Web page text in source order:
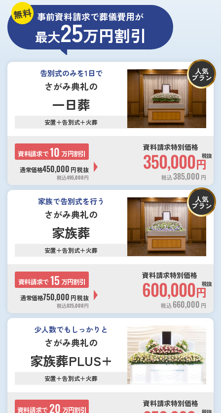
無料 事前資料請求で葬儀費用が
最大25万円割引
告別式のみを1日で
さがみ典礼の
一日葬
安置＋告別式＋火葬
人気
プラン
資料請求で10 万円割引
通常価格450,000 円税抜
税込495,000円
資料請求特別価格
350,000円
税抜
税込385,000 円
家族で告別式を行う
さがみ典礼の
家族葬
安置＋告別式＋火葬
人気
プラン
資料請求で15 万円割引
通常価格750,000 円税抜
税込825,000円
資料請求特別価格
600,000円
税抜
税込660,000 円
少人数でもしっかりと
さがみ典礼の
家族葬PLUS+
安置＋告別式＋火葬
資料請求で 20 万円割引
資料請求特別価格